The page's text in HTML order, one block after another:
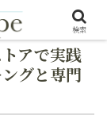
アで実践
グと専門
検索